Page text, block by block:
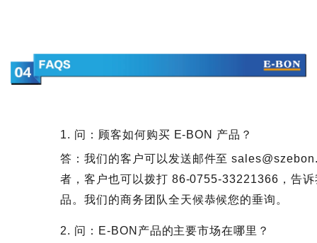
1. 问：顾客如何购买 E-BON 产品？
答：我们的客户可以发送邮件至
者，客户也可以拨打 86-0755-33221366，告
品。我们的商务团队全天候恭候您的垂询。
2. 问：E-BON产品的主要市场在哪里？